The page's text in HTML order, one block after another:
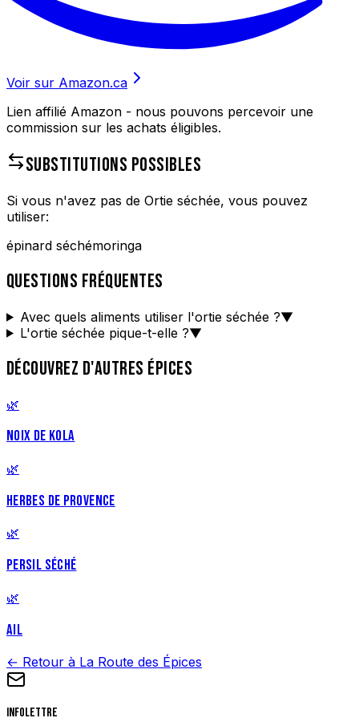
Voir sur Amazon.ca
Lien affilié Amazon - nous pouvons percevoir une
commission sur les achats éligibles.
SUBSTITUTIONS POSSIBLES
Si vous n'avez pas de Ortie séchée, vous pouvez
utiliser:
épinard séchémoringa
QUESTIONS FRÉQUENTES
Avec quels aliments utiliser l'ortie séchée ?▼
L'ortie séchée pique-t-elle ?▼
DÉCOUVREZ D'AUTRES ÉPICES
🌿
NOIX DE KOLA
🌿
HERBES DE PROVENCE
🌿
PERSIL SÉCHÉ
🌿
AIL
← Retour à La Route des Épices
Infolettre